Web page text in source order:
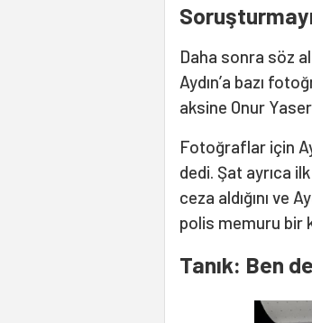
Daha sonra söz
Aydın’a bazı
aksine Onur
Fotoğraflar için
dedi. Şat ayrıca
ceza aldığını ve
polis memuru bir
Tanık: Ben